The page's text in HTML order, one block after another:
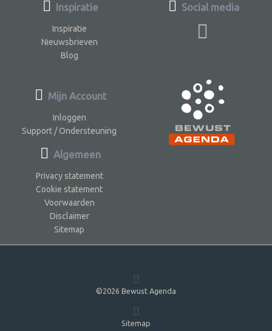
Inspiratie
Inspiratie
Nieuwsbrieven
Blog
Social media
Mijn Account
Inloggen
Support / Ondersteuning
Algemeen
Privacy statement
Cookie statement
Voorwaarden
Disclaimer
Sitemap
©2026 Bewust Agenda
Sitemap